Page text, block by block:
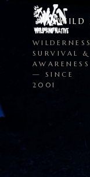
WILD
WILDERNESS
SURVIVAL &
AWARENESS
— SINCE
2001